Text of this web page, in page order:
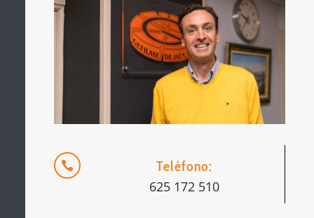

Teléfono:
625 172 510